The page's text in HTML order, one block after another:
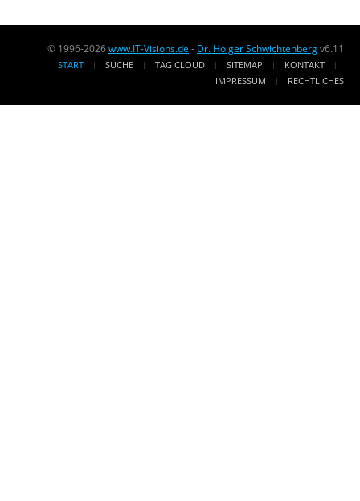
© 1996-2026www.IT-Visions.de - Dr. Holger Schwichtenbergv6.11
START SUCHE TAG CLOUD SITEMAP
KONTAKT
IMPRESSUM
RECHTLICHES